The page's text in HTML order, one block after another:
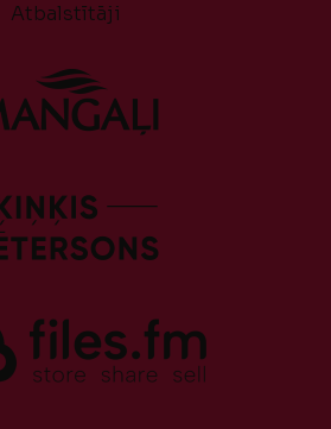
Atbalstītāji